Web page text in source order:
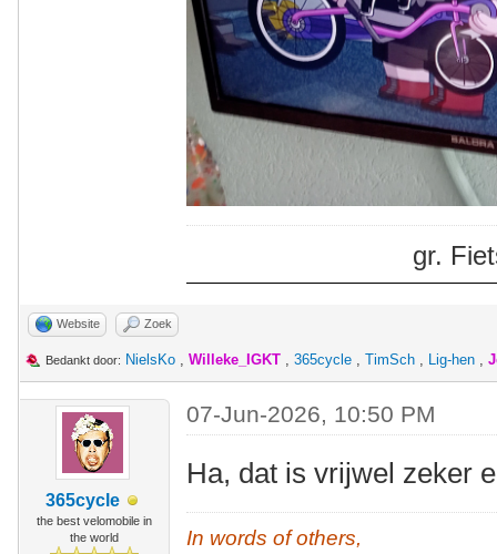
gr.
Website Zoek
Bedankt door: NielsKo , Willeke_IGKT , 365cycle , TimSch , Lig-hen ,
365cycle
the best velomobile in
the world
07-Jun-2026, 10:50 PM
Ha, dat is vrijwel zeker
In words of others,